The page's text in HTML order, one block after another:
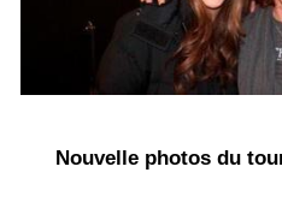
Nouvelle photos du